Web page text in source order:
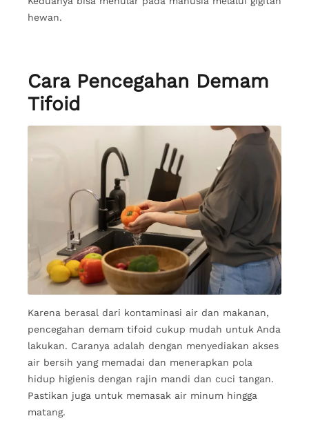
hewan.
Cara Pencegahan Demam
Tifoid
Karena berasal dari kontaminasi air dan makanan,
pencegahan demam tifoid cukup mudah untuk Anda
lakukan. Caranya adalah dengan menyediakan akses
air bersih yang memadai dan menerapkan pola
hidup higienis dengan rajin mandi dan cuci tangan.
Pastikan juga untuk memasak air minum hingga
matang.